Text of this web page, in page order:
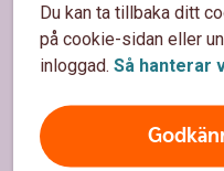
Du kan ta tillbaka ditt
på cookie-sidan eller
inloggad. Så hanterar
Spärrhjälp
Hitta bankkontor
Bli kund
Priser, räntor och